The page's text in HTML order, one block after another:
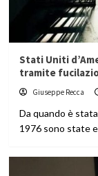
Stati Uniti
tramite
Giuseppe Recca
Da quando è
1976 sono state